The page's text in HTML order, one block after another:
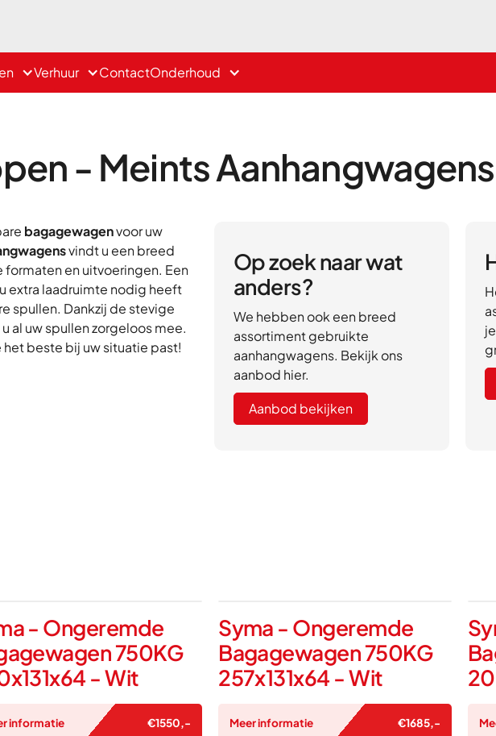
Verhuur ContactOnderhoud
- Meints Aanhangwagens
Op zoek naar wat
anders?
We hebben ook een breed
assortiment gebruikte
aanhangwagens. Bekijk ons
aanbod hier.
Aanbod bekijken
bagagewagenvoor uw
vindt u een breed
formaten en uitvoeringen. Een
extra laadruimte nodig heeft
spullen. Dankzij de stevige
al uw spullen zorgeloos mee.
het beste bij uw situatie past!
- Ongeremde
750KG
- Wit
informatie €1550,-
Syma - Ongeremde
Bagagewagen 750KG
257x131x64 - Wit
Meer informatie €1685,-